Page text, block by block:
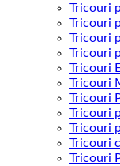
Tricouri
Tricouri
Tricouri
Tricouri
Tricouri
Tricouri
Tricouri
Tricouri
Tricouri
Tricouri
Tricouri